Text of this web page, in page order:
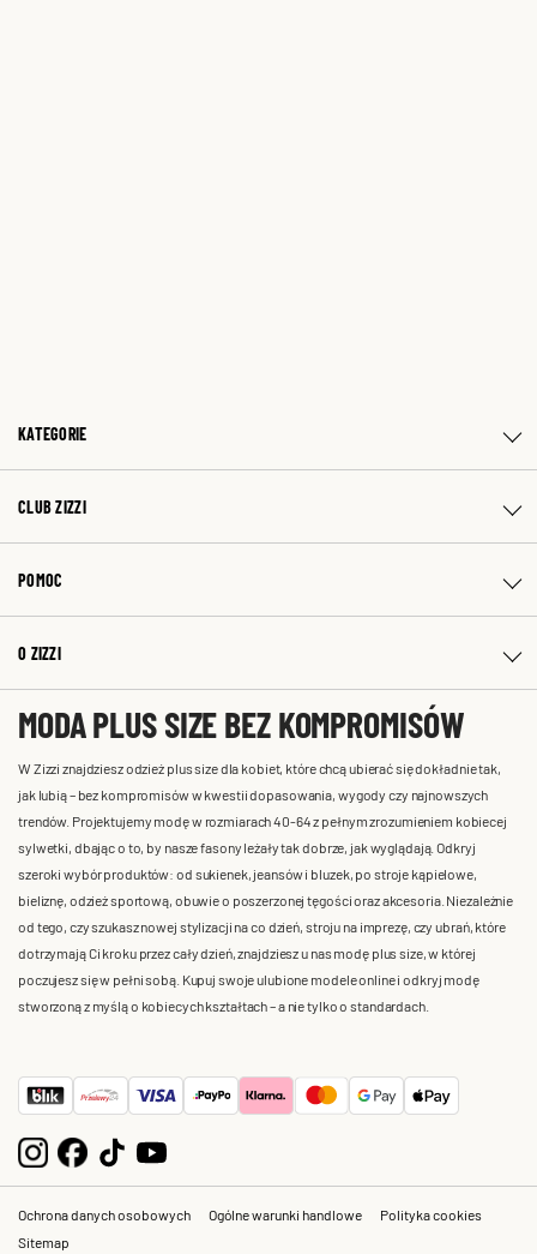
KATEGORIE
CLUB ZIZZI
POMOC
O ZIZZI
MODA PLUS SIZE BEZ KOMPROMISÓW
W Zizzi znajdziesz odzież plus size dla kobiet, które chcą ubierać się dokładnie tak,
jak lubią – bez kompromisów w kwestii dopasowania, wygody czy najnowszych
trendów. Projektujemy modę w rozmiarach 40-64 z pełnym zrozumieniem kobiecej
sylwetki, dbając o to, by nasze fasony leżały tak dobrze, jak wyglądają. Odkryj
szeroki wybór produktów: od sukienek, jeansów i bluzek, po stroje kąpielowe,
bieliznę, odzież sportową, obuwie o poszerzonej tęgości oraz akcesoria. Niezależnie
od tego, czy szukasz nowej stylizacji na co dzień, stroju na imprezę, czy ubrań, które
dotrzymają Ci kroku przez cały dzień, znajdziesz u nas modę plus size, w której
poczujesz się w pełni sobą. Kupuj swoje ulubione modele online i odkryj modę
stworzoną z myślą o kobiecych kształtach – a nie tylko o standardach.
Ochrona danych osobowych Ogólne warunki handlowe
Polityka cookies
Sitemap